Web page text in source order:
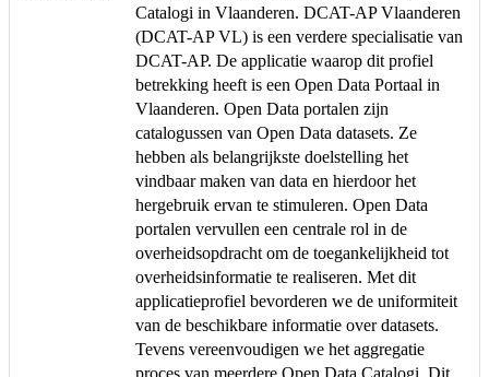
Catalogi in Vlaanderen. DCAT-AP Vlaanderen
(DCAT-AP VL) is een verdere specialisatie van
DCAT-AP. De applicatie waarop dit profiel
betrekking heeft is een Open Data Portaal in
Vlaanderen. Open Data portalen zijn
catalogussen van Open Data datasets. Ze
hebben als belangrijkste doelstelling het
vindbaar maken van data en hierdoor het
hergebruik ervan te stimuleren. Open Data
portalen vervullen een centrale rol in de
overheidsopdracht om de toegankelijkheid tot
overheidsinformatie te realiseren. Met dit
applicatieprofiel bevorderen we de uniformiteit
van de beschikbare informatie over datasets.
Tevens vereenvoudigen we het aggregatie